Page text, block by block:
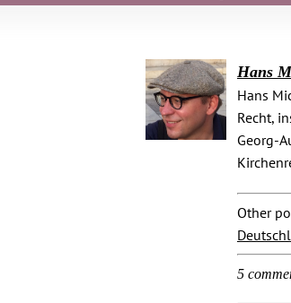
Hans
Hans
Recht,
Georg-
Other
5